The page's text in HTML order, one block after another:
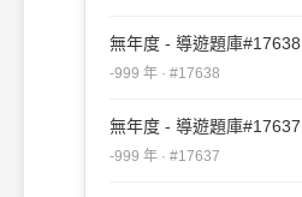
無年度 - 導遊題庫#17638
-999 年 · #17638
無年度 - 導遊題庫#17637
-999 年 · #17637